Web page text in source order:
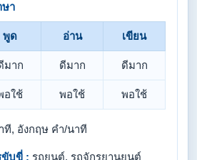
ษา
พูด อ่าน เขียน
มาก ดีมาก ดีมาก
อใช้ พอใช้ พอใช้
ที, อังกฤษ คำ/นาที
ขับขี่ : รถยนต์, รถจักรยานยนต์